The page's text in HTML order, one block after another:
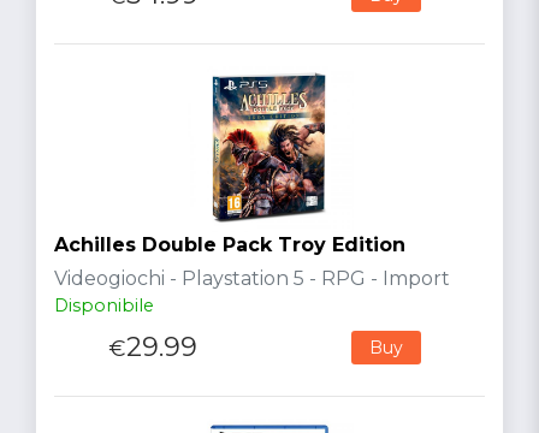
Achilles Double Pack Troy Edition
Videogiochi - Playstation 5 - RPG - Import
Disponibile
€29.99 Buy